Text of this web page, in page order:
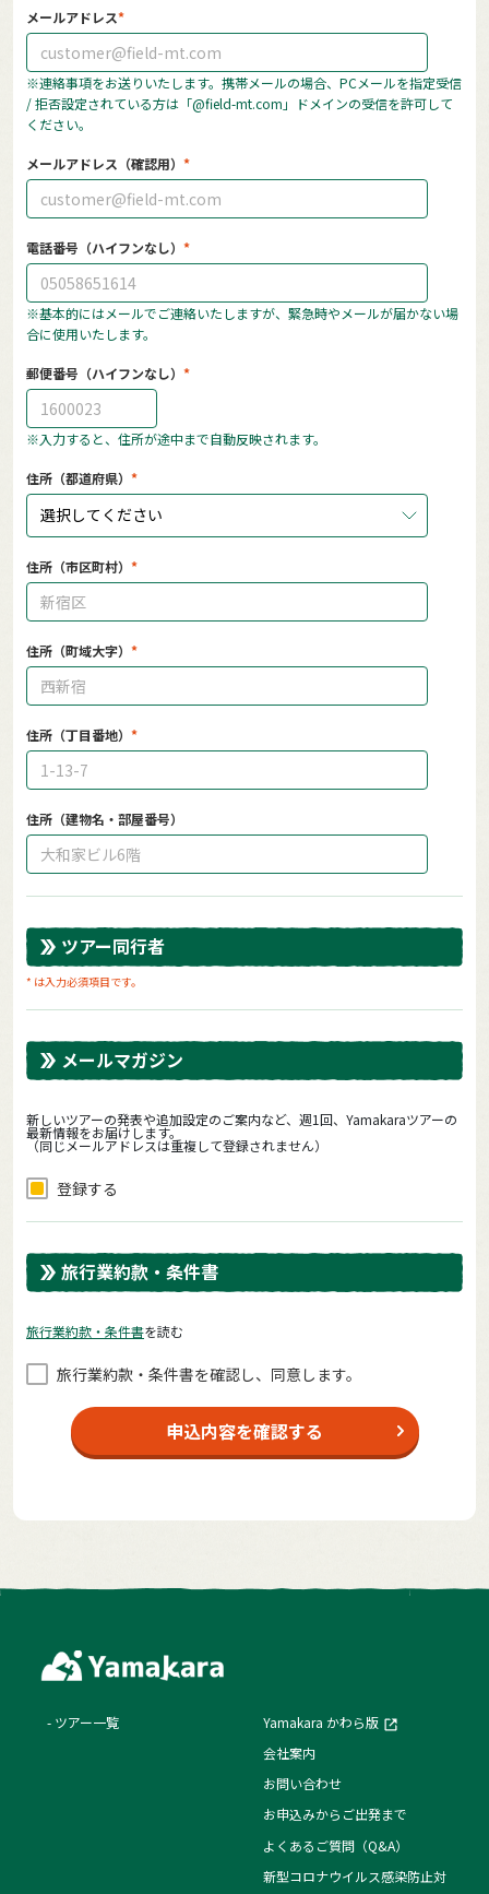
メールアドレス
※連絡事項をお送りいたします。携帯メールの場合、PCメールを指定受信
/ 拒否設定されている方は「@field-mt.com」ドメインの受信を許可して
ください。
メールアドレス（確認用）
電話番号（ハイフンなし）
※基本的にはメールでご連絡いたしますが、緊急時やメールが届かない場
合に使用いたします。
郵便番号（ハイフンなし）
※入力すると、住所が途中まで自動反映されます。
住所（都道府県）
選択してください
住所（市区町村）
住所（町域大字）
住所（丁目番地）
住所（建物名・部屋番号）
ツアー同行者
* は入力必須項目です。
メールマガジン
新しいツアーの発表や追加設定のご案内など、週1回、Yamakaraツアーの
最新情報をお届けします。
（同じメールアドレスは重複して登録されません）
登録する
旅行業約款・条件書
旅⾏業約款・条件書を読む
旅⾏業約款・条件書を確認し、同意します。
申込内容を確認する
ツアー一覧
Yamakara かわら版
会社案内
お問い合わせ
お申込みからご出発まで
よくあるご質問（Q&A）
新型コロナウイルス感染防止対